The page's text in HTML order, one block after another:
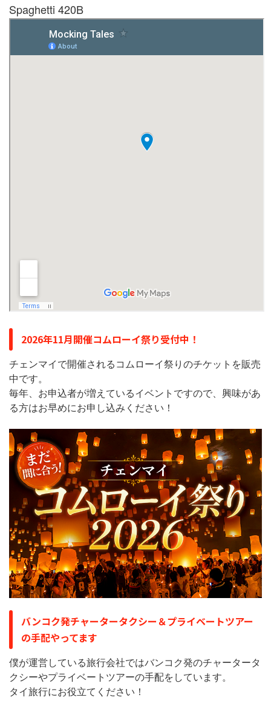
Spaghetti 420B
2026年11月開催コムローイ祭り受付中！
チェンマイで開催されるコムローイ祭りのチケットを販売
中です。
毎年、お申込者が増えているイベントですので、興味があ
る方はお早めにお申し込みください！
バンコク発チャータータクシー＆プライベートツアー
の手配やってます
僕が運営している旅行会社ではバンコク発のチャータータ
クシーやプライベートツアーの手配をしています。
タイ旅行にお役立てください！